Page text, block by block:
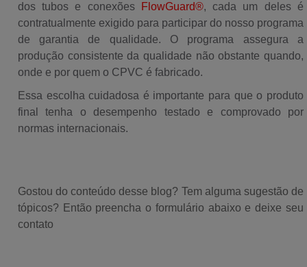
dos tubos e conexões
FlowGuard®, cada um deles é
contratualmente exigido para participar do nosso programa
de garantia de qualidade. O programa assegura a
produção consistente da qualidade não obstante quando,
onde e por quem o CPVC é fabricado.
Essa escolha cuidadosa é importante para que o produto
final tenha o desempenho testado e comprovado por
normas internacionais.
Gostou do conteúdo desse blog? Tem alguma sugestão de
tópicos? Então preencha o formulário abaixo e deixe seu
contato